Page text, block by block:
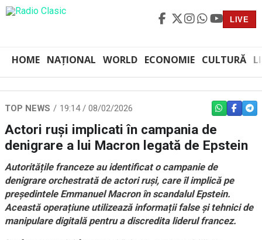
LIVE
HOME NAȚIONAL WORLD ECONOMIE CULTURĂ
TOP NEWS 19:14 / 08/02/2026 WHATSAPP
Actori ruși implicati în campania de
denigrare a lui Macron legată de Epstein
Autoritățile franceze au identificat o campanie de
denigrare orchestrată de actori ruși, care îl implică pe
președintele Emmanuel Macron în scandalul Epstein.
Această operațiune utilizează informații false și tehnici de
manipulare digitală pentru a discredita liderul francez.